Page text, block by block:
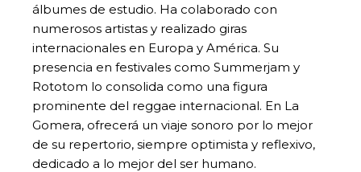
álbumes de estudio. Ha colaborado con
numerosos artistas y realizado giras
internacionales en Europa y América. Su
presencia en festivales como Summerjam y
Rototom lo consolida como una figura
prominente del reggae internacional. En La
Gomera, ofrecerá un viaje sonoro por lo mejor
de su repertorio, siempre optimista y reflexivo,
dedicado a lo mejor del ser humano.